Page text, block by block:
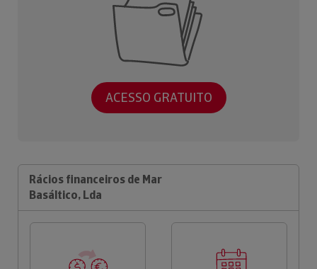
ACESSO GRATUITO
Rácios financeiros de Mar
Basáltico, Lda